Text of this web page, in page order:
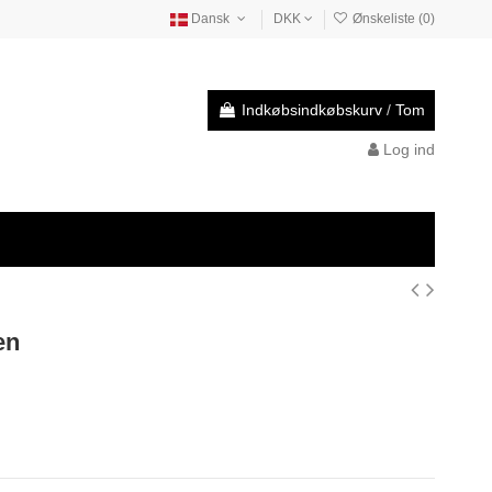
Dansk DKK Ønskeliste (0)
Indkøbsindkøbskurv / Tom
Log ind